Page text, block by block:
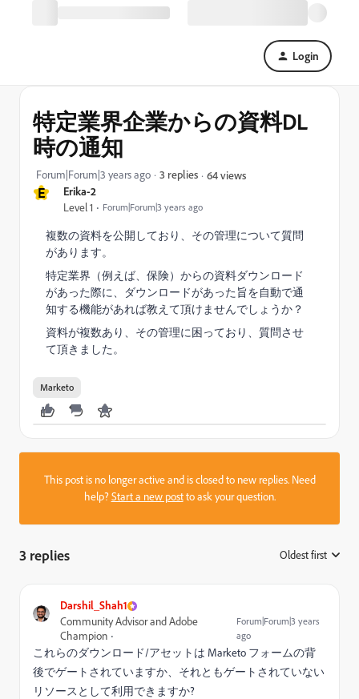
Login
E Erika-2
Level 1 Forum|Forum|3 years ago
特定業界企業からの資料DL
時の通知
Forum|Forum|3 years ago 3 replies 64 views
複数の資料を公開しており、その管理について質問
があります。
特定業界（例えば、保険）からの資料ダウンロード
があった際に、ダウンロードがあった旨を自動で通
知する機能があれば教えて頂けませんでしょうか？
資料が複数あり、その管理に困っており、質問させ
て頂きました。
Marketo
This post is no longer active and is closed to new replies. Need
help?Start a new postto ask your question.
3 replies Oldest first
Darshil_Shah1
Community Advisor and Adobe
Champion
Forum|Forum|3 years
ago
これらのダウンロード/アセットは Marketo フォームの背
後でゲートされていますか、それともゲートされていない
リソースとして利用できますか?